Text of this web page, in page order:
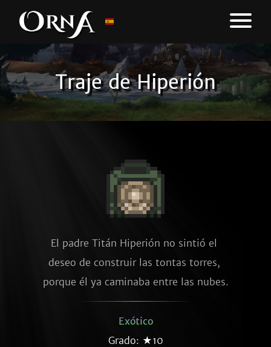
Traje de Hiperión
El padre Titán Hiperión no sintió el
deseo de construir las tontas torres,
porque él ya caminaba entre las nubes.
Exótico
Grado: ★10